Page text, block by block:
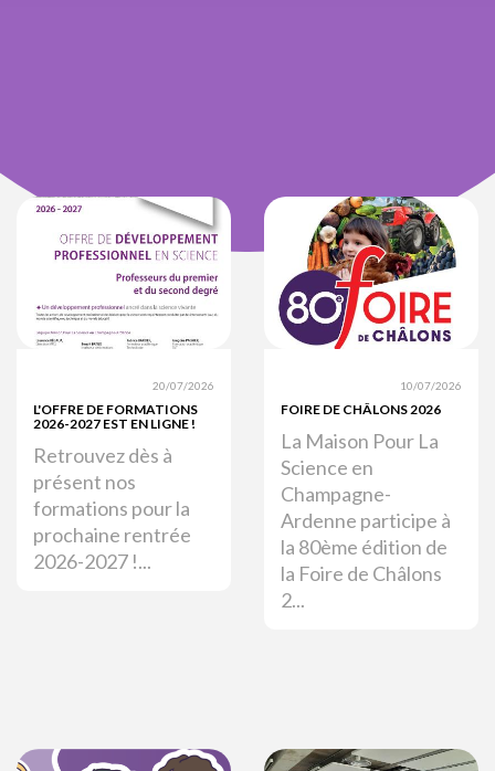
20/07/2026
L'OFFRE DE FORMATIONS
2026-2027 EST EN LIGNE !
Retrouvez dès à
présent nos
formations pour la
prochaine rentrée
2026-2027 !...
10/07/2026
FOIRE DE CHÂLONS 2026
La Maison Pour La
Science en
Champagne-
Ardenne participe à
la 80ème édition de
la Foire de Châlons
2...